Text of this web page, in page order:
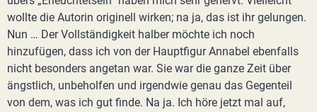
wollte die Autorin originell wirken; na ja, das ist ihr gelungen.
Nun … Der Vollständigkeit halber möchte ich noch
hinzufügen, dass ich von der Hauptfigur Annabel ebenfalls
nicht besonders angetan war. Sie war die ganze Zeit über
ängstlich, unbeholfen und irgendwie genau das Gegenteil
von dem, was ich gut finde. Na ja. Ich höre jetzt mal auf,